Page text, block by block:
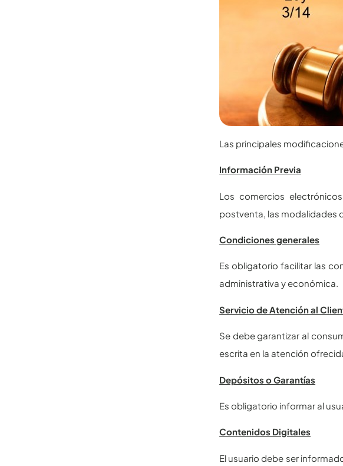
Las principales
Información Previa
Los comercios
postventa, las modalidades
Condiciones generales
Es obligatorio facilitar las
administrativa y económica.
Servicio de Atención al
Se debe garantizar al
escrita en la atención
Depósitos o Garantías
Es obligatorio informar al
Contenidos Digitales
El usuario debe ser